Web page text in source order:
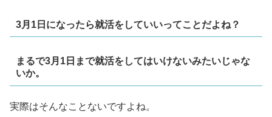
3月1日になったら就活をしていいってことだよね？
まるで3月1日まで就活をしてはいけないみたいじゃな
いか。
実際はそんなことないですよね。